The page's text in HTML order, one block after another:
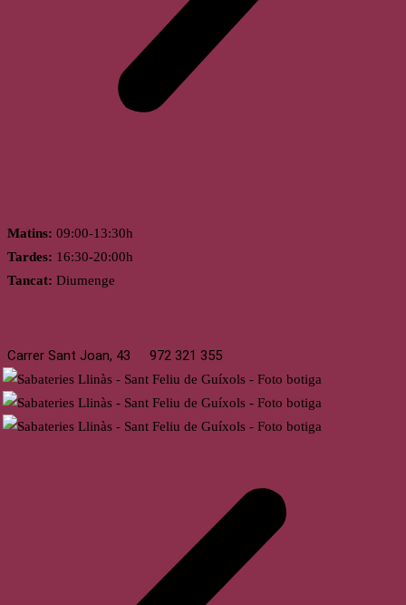
Matins: 09:00-13:30h
Tardes: 16:30-20:00h
Tancat: Diumenge
Carrer Sant Joan, 43 972 321 355